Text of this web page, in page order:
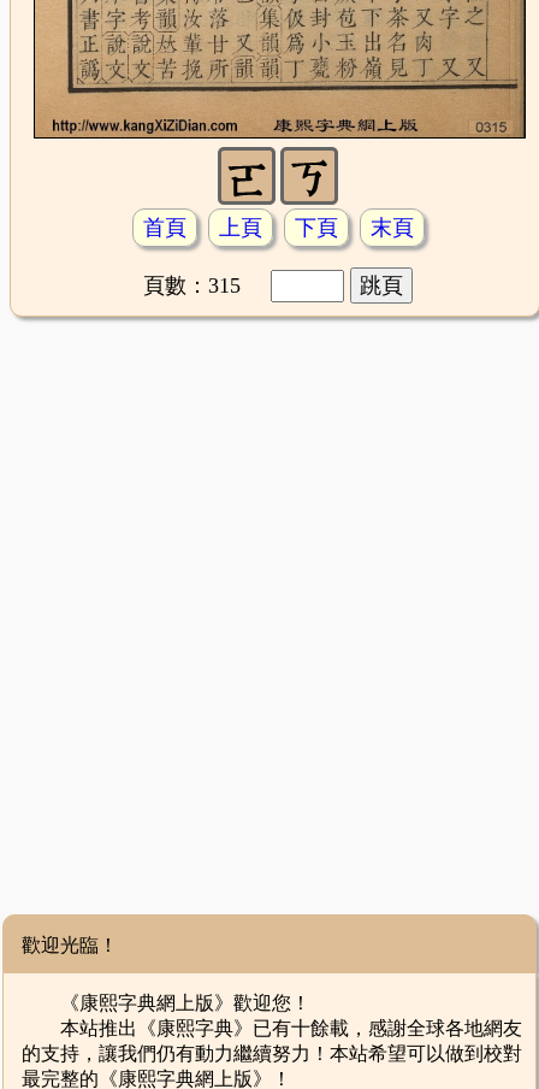
首頁 上頁 下頁 末頁
頁數：315
歡迎光臨！
《康熙字典網上版》歡迎您！
本站推出《康熙字典》已有十餘載，感謝全球各地網友
的支持，讓我們仍有動力繼續努力！本站希望可以做到校對
最完整的《康熙字典網上版》！